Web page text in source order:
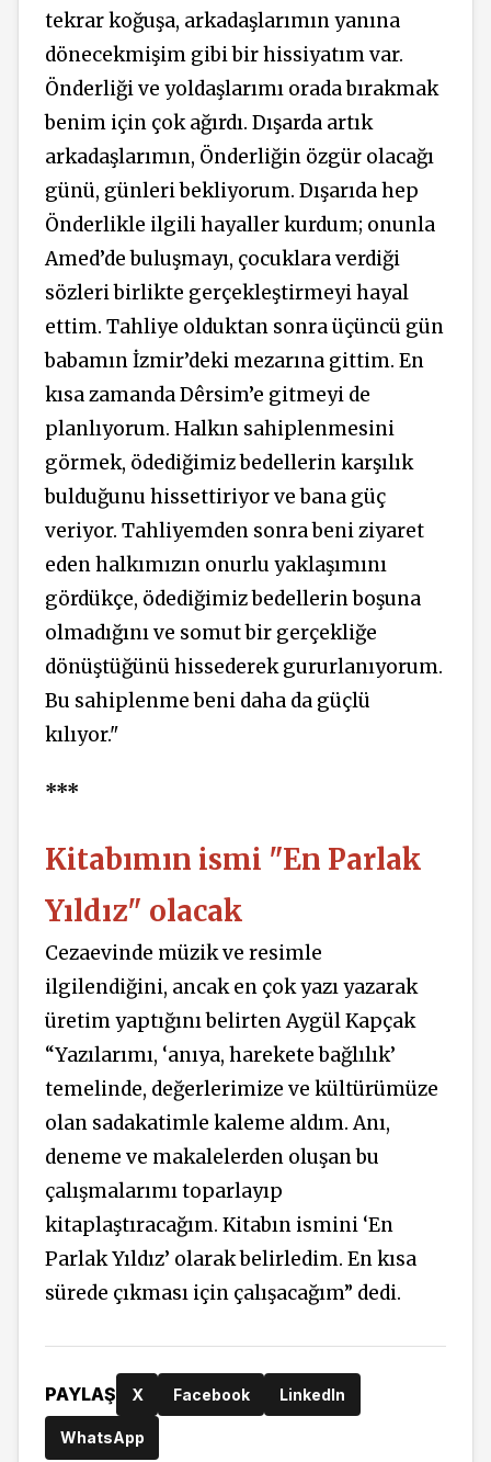
tekrar koğuşa, arkadaşlarımın yanına
dönecekmişim gibi bir hissiyatım var.
Önderliği ve yoldaşlarımı orada bırakmak
benim için çok ağırdı. Dışarda artık
arkadaşlarımın, Önderliğin özgür olacağı
günü, günleri bekliyorum. Dışarıda hep
Önderlikle ilgili hayaller kurdum; onunla
Amed’de buluşmayı, çocuklara verdiği
sözleri birlikte gerçekleştirmeyi hayal
ettim. Tahliye olduktan sonra üçüncü gün
babamın İzmir’deki mezarına gittim. En
kısa zamandaDêrsim’e gitmeyi de
planlıyorum. Halkın sahiplenmesini
görmek, ödediğimiz bedellerin karşılık
bulduğunu hissettiriyor ve bana güç
veriyor. Tahliyemden sonra beni ziyaret
eden halkımızın onurlu yaklaşımını
gördükçe, ödediğimiz bedellerin boşuna
olmadığını ve somut bir gerçekliğe
dönüştüğünü hissederek gururlanıyorum.
Bu sahiplenme beni daha da güçlü
kılıyor."
***
Kitabımın ismi "En Parlak
Yıldız" olacak
Cezaevinde müzik ve resimle
ilgilendiğini, ancak en çok yazı yazarak
üretim yaptığını belirten Aygül Kapçak
“Yazılarımı, ‘anıya, harekete bağlılık’
temelinde, değerlerimize ve kültürümüze
olan sadakatimle kaleme aldım. Anı,
deneme ve makalelerden oluşan bu
çalışmalarımı toparlayıp
kitaplaştıracağım. Kitabın ismini ‘En
Parlak Yıldız’ olarak belirledim. En kısa
sürede çıkması için çalışacağım” dedi.
PAYLAŞ X Facebook LinkedIn
WhatsApp